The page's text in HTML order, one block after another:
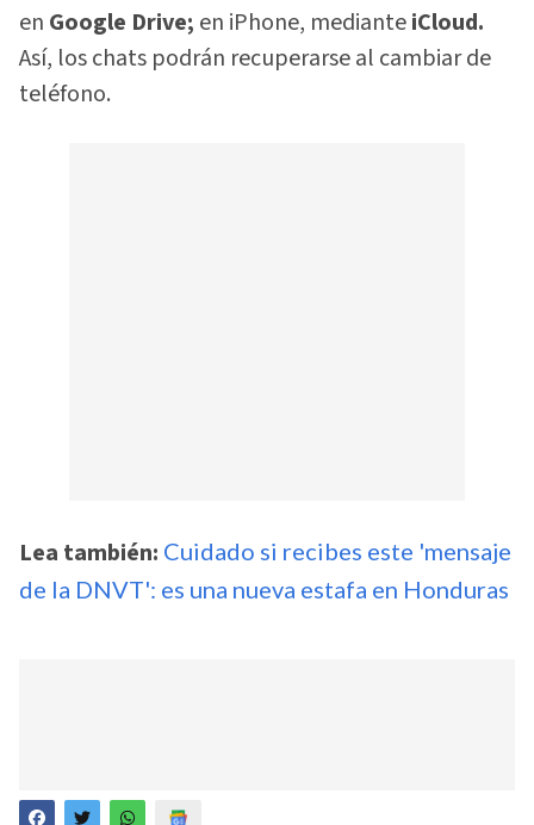
en Google Drive; en iPhone, medianteiCloud.
Así, los chats podrán recuperarse al cambiar de
teléfono.
Lea también: Cuidado si recibes este 'mensaje
de la DNVT': es una nueva estafa en Honduras